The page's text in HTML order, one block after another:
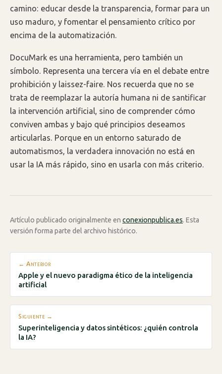
camino: educar desde la transparencia, formar para un
uso maduro, y fomentar el pensamiento crítico por
encima de la automatización.
DocuMark es una herramienta, pero también un
símbolo. Representa una tercera vía en el debate entre
prohibición y laissez-faire. Nos recuerda que no se
trata de reemplazar la autoría humana ni de santificar
la intervención artificial, sino de comprender cómo
conviven ambas y bajo qué principios deseamos
articularlas. Porque en un entorno saturado de
automatismos, la verdadera innovación no está en
usar la IA más rápido, sino en usarla con más criterio.
Artículo publicado originalmente en conexionpublica.es. Esta
versión forma parte del archivo histórico.
← Anterior
Apple y el nuevo paradigma ético de la inteligencia
artificial
Siguiente →
Superinteligencia y datos sintéticos: ¿quién controla
la IA?